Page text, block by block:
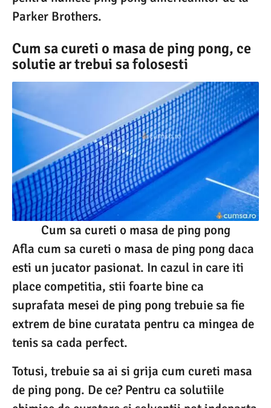
Parker Brothers.
Cum sa cureti o masa de ping pong, ce
solutie ar trebui sa folosesti
Cum sa cureti o masa de ping pong
Afla cum sa cureti o masa de ping pong daca
esti un jucator pasionat. In cazul in care iti
place competitia, stii foarte bine ca
suprafata mesei de ping pong trebuie sa fie
extrem de bine curatata pentru ca mingea de
tenis sa cada perfect.
Totusi, trebuie sa ai si grija cum cureti masa
de ping pong. De ce? Pentru ca solutiile